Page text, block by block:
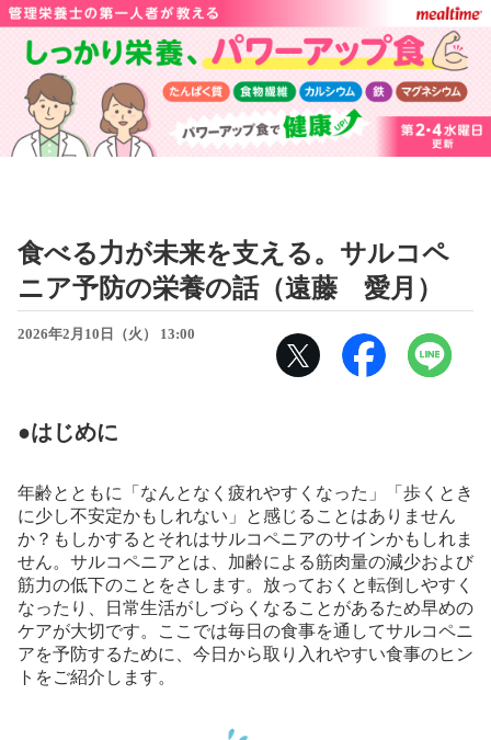
食べる力が未来を支える。サルコペ
ニア予防の栄養の話（遠藤 愛月）
2026年2月10日（火） 13:00
●はじめに
年齢とともに「なんとなく疲れやすくなった」「歩くとき
に少し不安定かもしれない」と感じることはありません
か？もしかするとそれはサルコペニアのサインかもしれま
せん。サルコペニアとは、加齢による筋肉量の減少および
筋力の低下のことをさします。放っておくと転倒しやすく
なったり、日常生活がしづらくなることがあるため早めの
ケアが大切です。ここでは毎日の食事を通してサルコペニ
アを予防するために、今日から取り入れやすい食事のヒン
トをご紹介します。